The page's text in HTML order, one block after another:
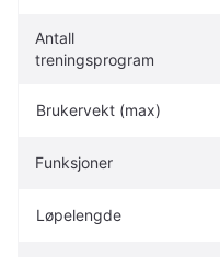
Antall
treningsprogram
Brukervekt (max)
Funksjoner
Løpelengde